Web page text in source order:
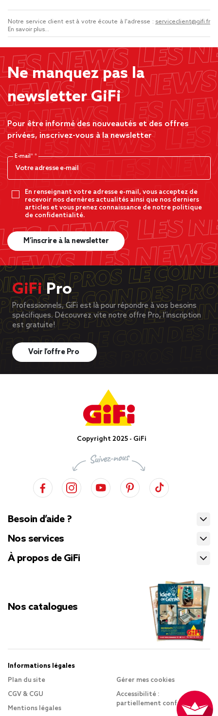
Notre service client est à votre écoute à l'adresse : serviceclient@gifi.fr
En savoir plus...
Ne manquez pas la
newsletter GiFi
Pour être informé des nouveautés et des offres
privées, inscrivez-vous à la newsletter
E-mail*
En renseignant votre adresse e-mail, vous acceptez de
recevoir nos dernères actualités ainsi que nos derniers
articles et vous prenez connaissance de notre politique
de confidentialité.
M’inscrire à la newsletter
GiFiPro
Professionnels, GiFi est là pour répondre à vos besoins
spécifiques. Découvrez vite notre offre Pro, l’inscription
est gratuite!
Voir l’offre Pro
Copyright 2025 - GiFi
Besoin d’aide ?
Nos services
À propos de GiFi
Nos catalogues
Informations légales
Plan du site
CGV & CGU
Mentions légales
Gérer mes cookies
Accessibilité :
partiellement conforme